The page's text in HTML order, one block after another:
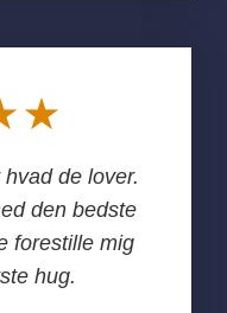
de lover.
den bedste
forestille mig
hug.